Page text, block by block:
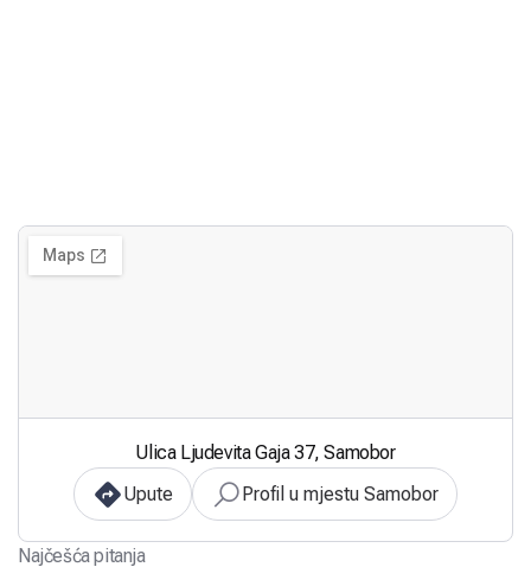
Ulica Ljudevita Gaja 37, Samobor
Upute
Profil u mjestu Samobor
Najčešća pitanja